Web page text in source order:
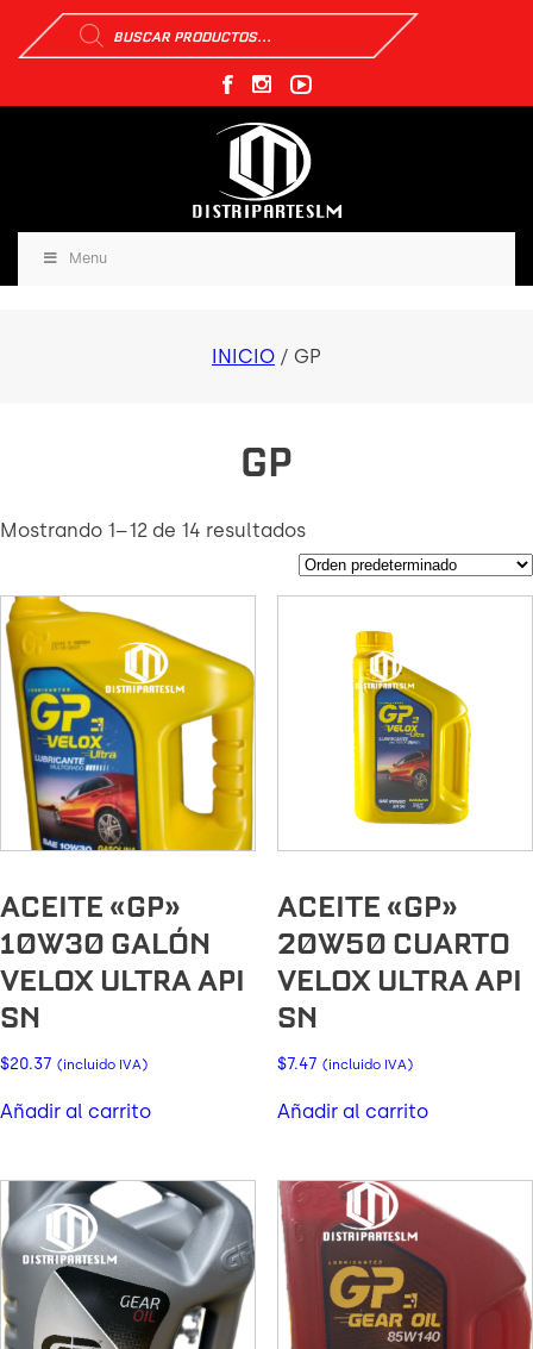
Búsqueda
de
productos
Menu
INICIO / GP
GP
Mostrando 1–12 de 14 resultados
ACEITE «GP»
10W30 GALÓN
VELOX ULTRA API
SN
$20.37 (incluido IVA)
Añadir al carrito
ACEITE «GP»
20W50 CUARTO
VELOX ULTRA API
SN
$7.47 (incluido IVA)
Añadir al carrito